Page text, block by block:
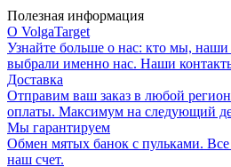
Полезная информация
О VolgaTarget
Узнайте больше о нас: кто мы,
выбрали именно нас. Наши
Доставка
Отправим ваш заказ в любой
оплаты. Максимум на следующий
Мы гарантируем
Обмен мятых банок с пульками. Все
наш счет.